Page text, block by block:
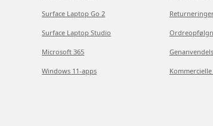
Surface Laptop Go 2
Surface Laptop Studio
Microsoft 365
Windows 11-apps